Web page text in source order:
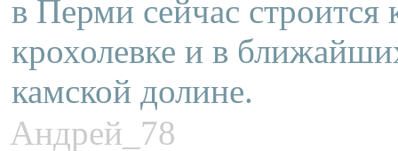
в Перми сейчас
крохолевке и в
камской долине.
Андрей_78